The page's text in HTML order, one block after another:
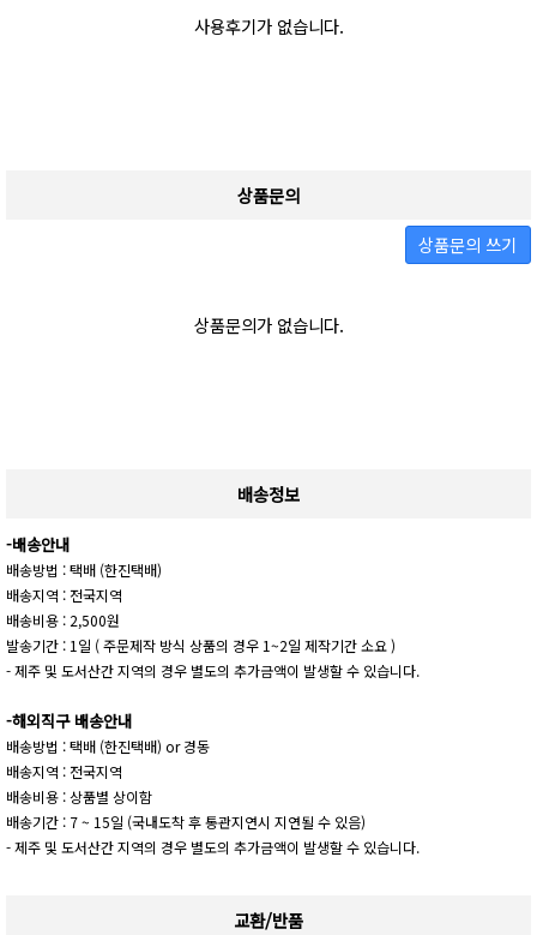
사용후기가 없습니다.
상품문의
상품문의 쓰기
상품문의가 없습니다.
배송정보
-배송안내
배송방법 : 택배 (한진택배)
배송지역 : 전국지역
배송비용 : 2,500원
발송기간 : 1일 ( 주문제작 방식 상품의 경우 1~2일 제작기간 소요 )
- 제주 및 도서산간 지역의 경우 별도의 추가금액이 발생할 수 있습니다.
-해외직구 배송안내
배송방법 : 택배 (한진택배) or 경동
배송지역 : 전국지역
배송비용 : 상품별 상이함
배송기간 : 7 ~ 15일 (국내도착 후 통관지연시 지연될 수 있음)
- 제주 및 도서산간 지역의 경우 별도의 추가금액이 발생할 수 있습니다.
교환/반품